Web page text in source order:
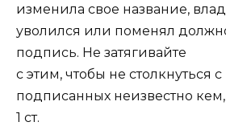
изменила свое название,
уволился или поменял
подпись. Не затягивайте
с этим, чтобы не столкнуться
подписанных неизвестно
1 ст.